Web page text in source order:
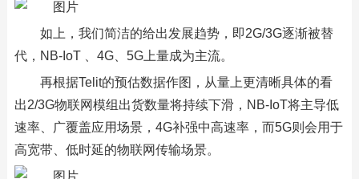
如上，我们简洁的给出发展趋势，即2G/3G逐渐被替
代，NB-IoT 、4G、5G上量成为主流。
再根据Telit的预估数据作图，从量上更清晰具体的看
出2/3G物联网模组出货数量将持续下滑，NB-IoT将主导低
速率、广覆盖应用场景，4G补强中高速率，而5G则会用于
高宽带、低时延的物联网传输场景。